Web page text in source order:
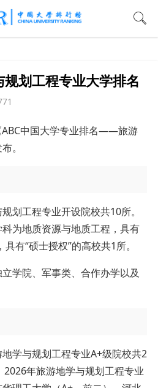
划工程专业大学排名
ABC中国大学专业排名——旅游
。
划工程专业开设院校共10所。
为地质资源与地质工程，具有
有“硕士授权”的高校共1所。
学院、军事类、合作办学以及
学与规划工程专业A+级院校共2
年旅游地学与规划工程专业